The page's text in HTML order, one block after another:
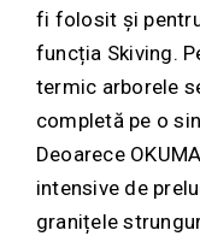
fi folosit și
funcția Skiving.
termic arborele
completă pe o
Deoarece
intensive de
granițele